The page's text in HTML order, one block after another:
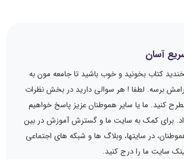
آسان
کتاب بخونید و خوب باشید تا جامعه مون به
برسه. لطفا ! هر سوالی دارید در بخش نظرات
کنید. ما یا سایر هموطنان عزیز پاسخ خواهیم
برای کمک به سایت ما و گسترش آموزش در بین
در سایتها، وبلاگ ها و شبکه های اجتماعی
سایت ما را درج کنید.